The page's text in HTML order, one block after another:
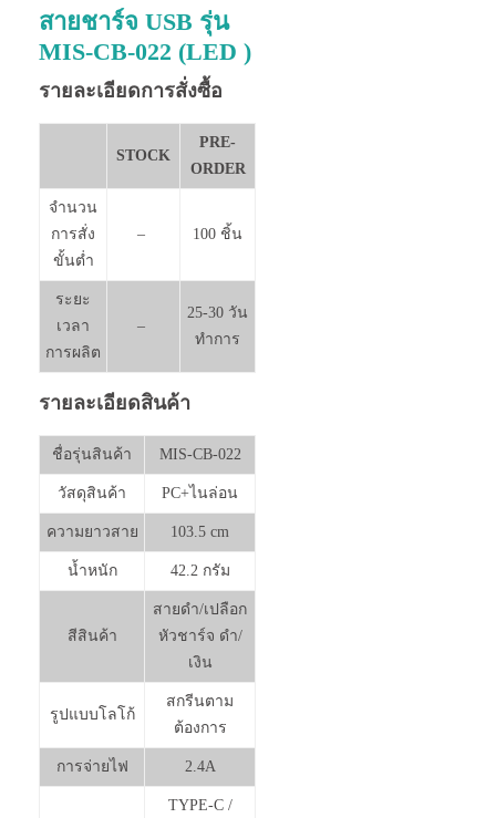
สายชาร์จ USB รุ่น
MIS-CB-022 (LED )
รายละเอียดการสั่งซื้อ
STOCK
PRE-
ORDER
จำนวน
การสั่ง
ขั้นต่ำ
– 100 ชิ้น
ระยะ
เวลา
การผลิต
–
25-30 วัน
ทำการ
รายละเอียดสินค้า
ชื่อรุ่นสินค้า MIS-CB-022
วัสดุสินค้า PC+ไนล่อน
ความยาวสาย 103.5 cm
น้ำหนัก 42.2 กรัม
สีสินค้า
สายดำ/เปลือก
หัวชาร์จ ดำ/
เงิน
รูปแบบโลโก้
สกรีนตาม
ต้องการ
การจ่ายไฟ 2.4A
TYPE-C /